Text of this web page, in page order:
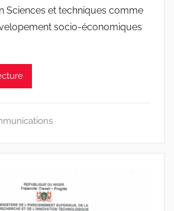
r
a
n
e
-
p
Sciences et techniques comme
socio-économiques